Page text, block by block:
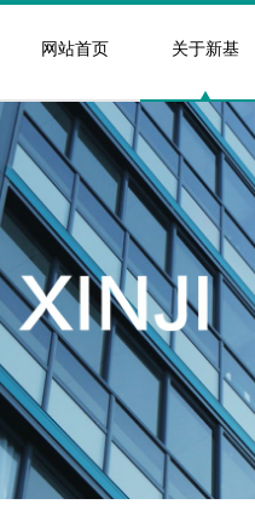
网站首页 关于新基